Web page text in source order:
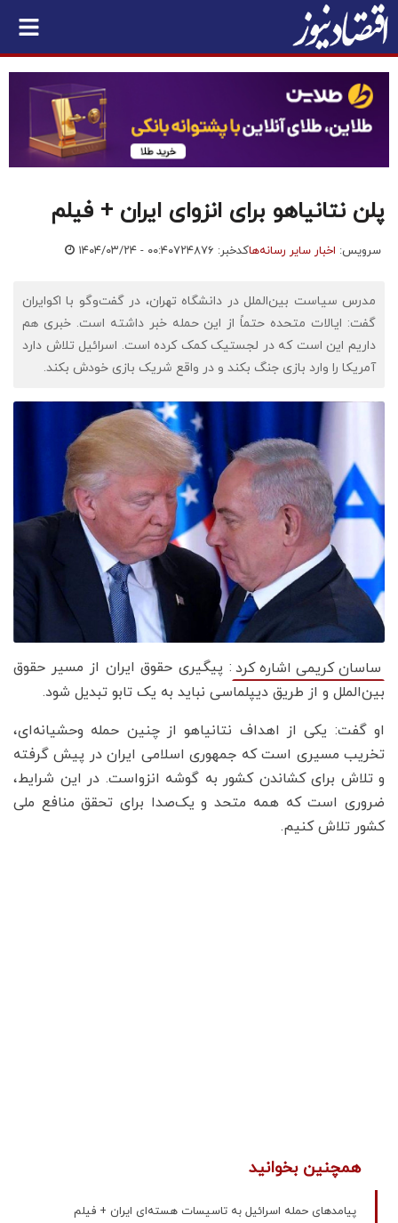
پلن نتانیاهو برای انزوای ایران + فیلم
سرویس: اخبار سایر رسانه‌هاکدخبر: ۷۲۴۸۷۶ ۱۴۰۴/۰۳/۲۴ - ۰۰:۴۰
مدرس سیاست بین‌الملل در دانشگاه تهران، در گفت‌وگو با اکوایران
گفت: ایالات متحده حتماً از این حمله خبر داشته است. خبری هم
داریم این است که در لجستیک کمک کرده است. اسرائیل تلاش دارد
آمریکا را وارد بازی جنگ بکند و در واقع شریک بازی خودش بکند.
ساسان کریمی اشاره کرد : پیگیری حقوق ایران از مسیر حقوق
بین‌الملل و از طریق دیپلماسی نباید به یک تابو تبدیل شود.
او گفت: یکی از اهداف نتانیاهو از چنین حمله وحشیانه‌ای،
تخریب مسیری است که جمهوری اسلامی ایران در پیش گرفته
و تلاش برای کشاندن کشور به گوشه انزواست. در این شرایط،
ضروری است که همه متحد و یک‌صدا برای تحقق منافع ملی
کشور تلاش کنیم.
همچنین بخوانید
پیامدهای حمله اسرائیل به تاسیسات هسته‌ای ایران + فیلم